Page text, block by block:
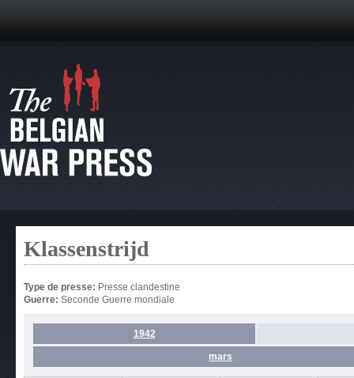
Klassenstrijd
Type de presse: Presse clandestine
Guerre: Seconde Guerre mondiale
1942
mars